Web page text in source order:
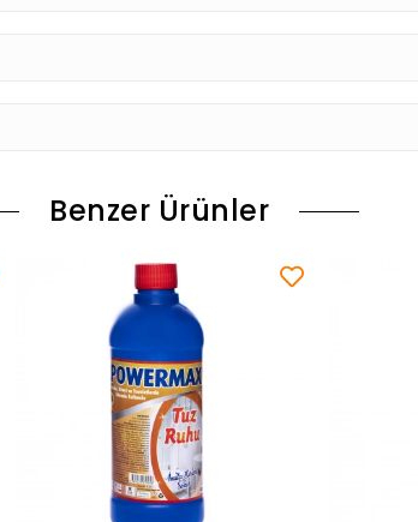
Benzer Ürünler